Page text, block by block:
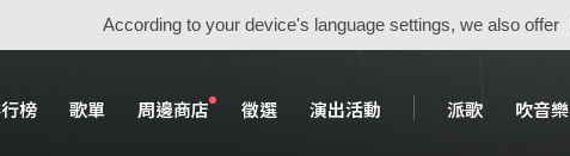
According to your device's language settings, we also offer
榜 歌單 周邊商店 徵選 演出活動 派歌 吹音樂